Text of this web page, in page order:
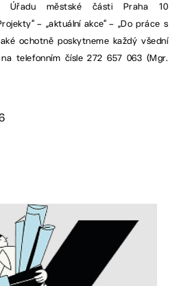
Úřadu městské části Praha 10
– „aktuální akce“ – „Do práce s
ochotně poskytneme každý všední
telefonním čísle 272 657 063 (Mgr.